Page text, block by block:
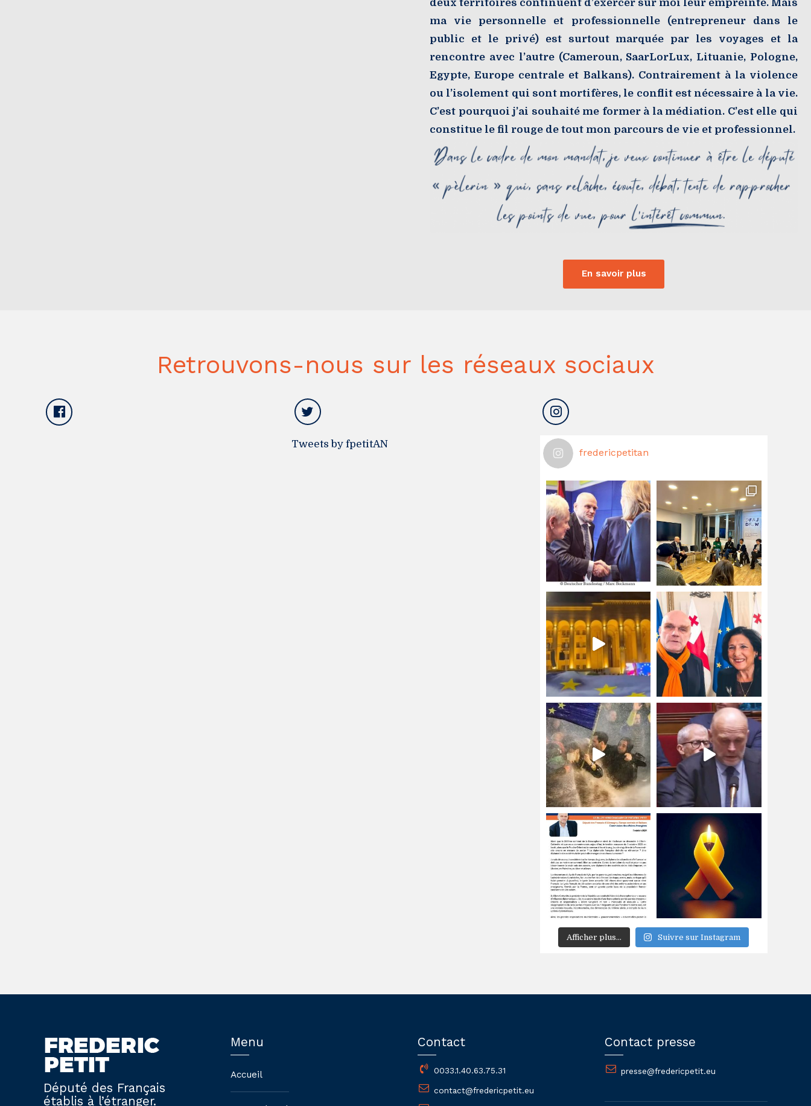
deux territoires continuent d’exercer sur moi leur empreinte. Mais
ma vie personnelle et professionnelle (entrepreneur dans le
public et le privé) est surtout marquée par les voyages et la
rencontre avec l’autre (Cameroun, SaarLorLux, Lituanie, Pologne,
Egypte, Europe centrale et Balkans). Contrairement à la violence
ou l’isolement qui sont mortifères, le conflit est nécessaire à la vie.
C’est pourquoi j’ai souhaité me former à la médiation. C’est elle qui
constitue le fil rouge de tout mon parcours de vie et professionnel.
En savoir plus
Retrouvons-nous sur les réseaux sociaux
Tweets by fpetitAN
fredericpetitan
Afficher plus... Suivre sur Instagram
Député des Français
établis à l’étranger.
Menu
Accueil
Contact
0033.1.40.63.75.31
contact@fredericpetit.eu
Contact presse
presse@fredericpetit.eu